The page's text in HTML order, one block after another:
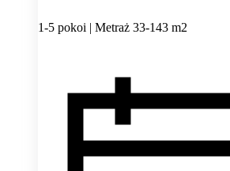
1-5 pokoi | Metraż 33-143 m2